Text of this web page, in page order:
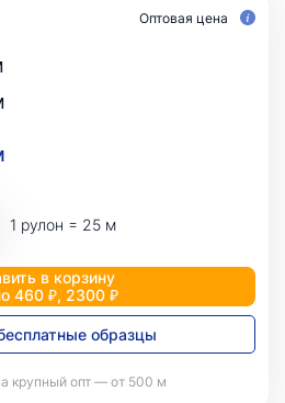
Оптовая цена
1 рулон = 25 м
в корзину
460 ₽, 2300 ₽
образцы
крупный опт — от 500 м